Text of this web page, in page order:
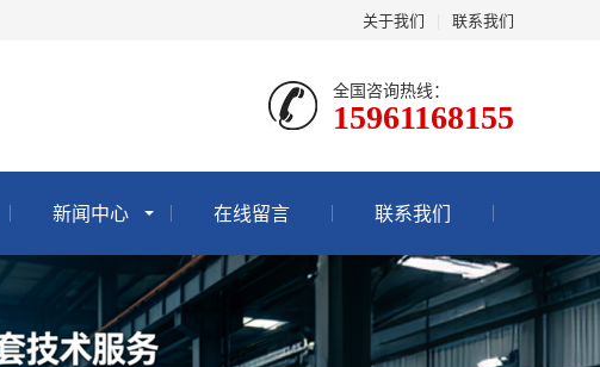
关于我们 联系我们
全国咨询热线：
15961168155
新闻中心 在线留言 联系我们